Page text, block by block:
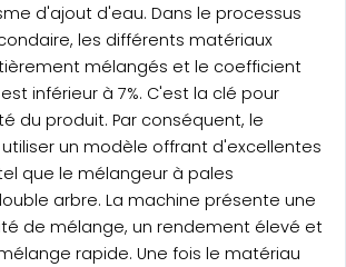
d'ajout d'eau. Dans le processus
les différents matériaux
mélangés et le coefficient
inférieur à 7%. C'est la clé pour
du produit. Par conséquent, le
un modèle offrant d'excellentes
que le mélangeur à pales
arbre. La machine présente une
de mélange, un rendement élevé et
rapide. Une fois le matériau